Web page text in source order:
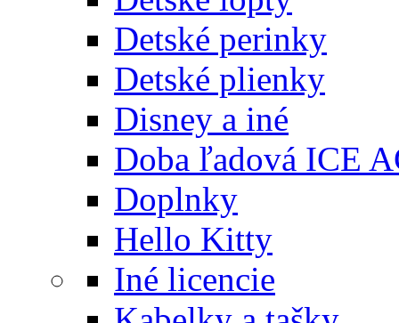
Detské perinky
Detské plienky
Disney a iné
Doba ľadová ICE
Doplnky
Hello Kitty
Iné licencie